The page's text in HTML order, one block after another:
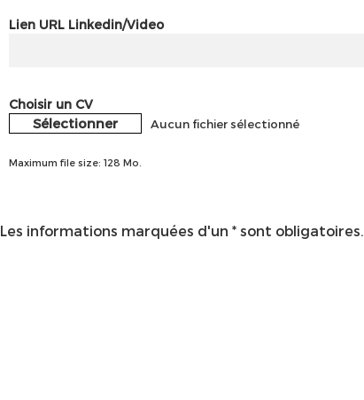
Lien URL Linkedin/Video
Choisir un CV
Sélectionner Aucun fichier sélectionné
Maximum file size: 128 Mo.
Les informations marquées d'un * sont obligatoires.